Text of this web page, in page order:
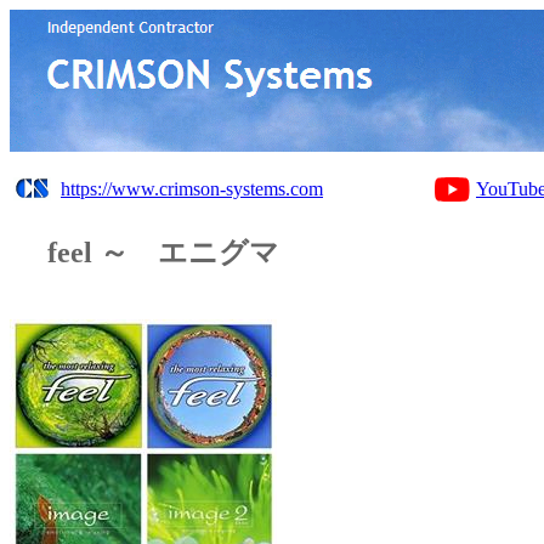
https://www.crimson-systems.com
feel ～ エニグマ